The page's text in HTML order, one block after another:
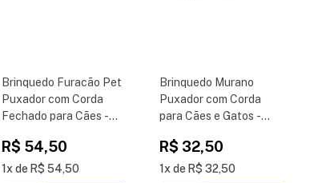
Brinquedo Furacão Pet
Puxador com Corda
Fechado para Cães -
R$ 54,50
1 R$ 54,50
Brinquedo Murano
Puxador com Corda
para Cães e Gatos -
R$ 32,50
1 R$ 32,50